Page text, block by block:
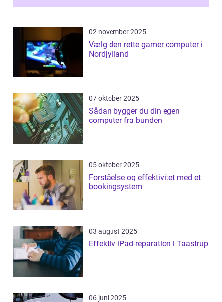
02 november 2025
Vælg den rette gamer computer i
Nordjylland
07 oktober 2025
Sådan bygger du din egen
computer fra bunden
05 oktober 2025
Forståelse og effektivitet med et
bookingsystem
03 august 2025
Effektiv iPad-reparation i Taastrup
06 juni 2025